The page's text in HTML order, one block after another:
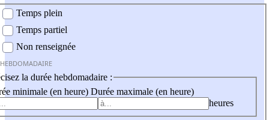
Temps plein
Temps partiel
Non renseignée
la durée hebdomadaire :
minimale (en heure) Durée maximale (en heure)
heures